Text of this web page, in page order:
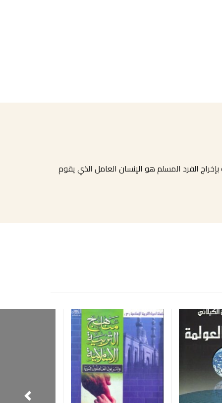
الفرد المسلم هو الإنسان العامل الذي يقوم